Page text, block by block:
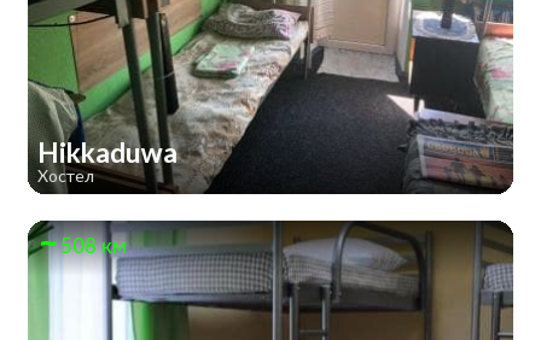
Hikkaduwa
Хостел
508 км